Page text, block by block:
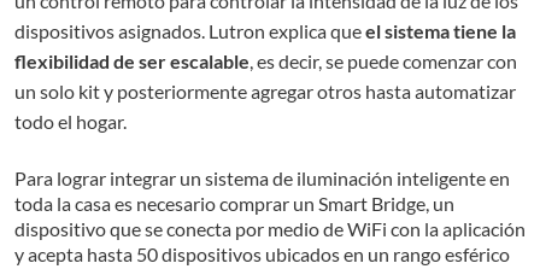
dispositivos asignados. Lutron explica queel sistema tiene la
flexibilidad de ser escalable, es decir, se puede comenzar con
un solo kit y posteriormente agregar otros hasta automatizar
todo el hogar.
Para lograr integrar un sistema de iluminación inteligente en
toda la casa es necesario comprar un Smart Bridge, un
dispositivo que se conecta por medio de WiFi con la aplicación
y acepta hasta 50 dispositivos ubicados en un rango esférico